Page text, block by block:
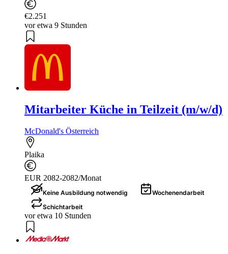
€2.251
vor etwa 9 Stunden
Mitarbeiter Küche in Teilzeit (m/w/d)
McDonald's Österreich
Plaika
EUR 2082-2082/Monat
Keine Ausbildung notwendig
Wochenendarbeit
Schichtarbeit
vor etwa 10 Stunden